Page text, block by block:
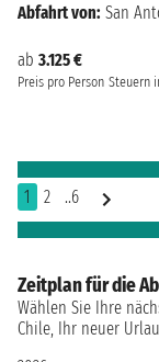
ab 3.125 €
Preis pro Person Steuern
Abfahrt von: San
1 2 ..6
Zeitplan für die
Wählen Sie Ihre
Chile, Ihr neuer